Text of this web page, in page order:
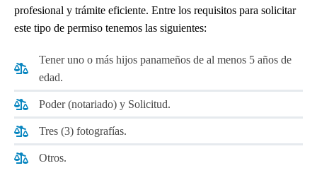
profesional y trámite eficiente. Entre los requisitos para solicitar
este tipo de permiso tenemos las siguientes:
Tener uno o más hijos panameños de al menos 5 años de
edad.
Poder (notariado) y Solicitud.
Tres (3) fotografías.
Otros.